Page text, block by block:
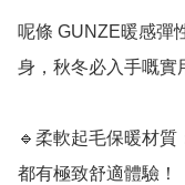
呢條 GUNZE暖感彈
身，秋冬必入手嘅實
🔹柔軟起毛保暖材
都有極致舒適體驗！